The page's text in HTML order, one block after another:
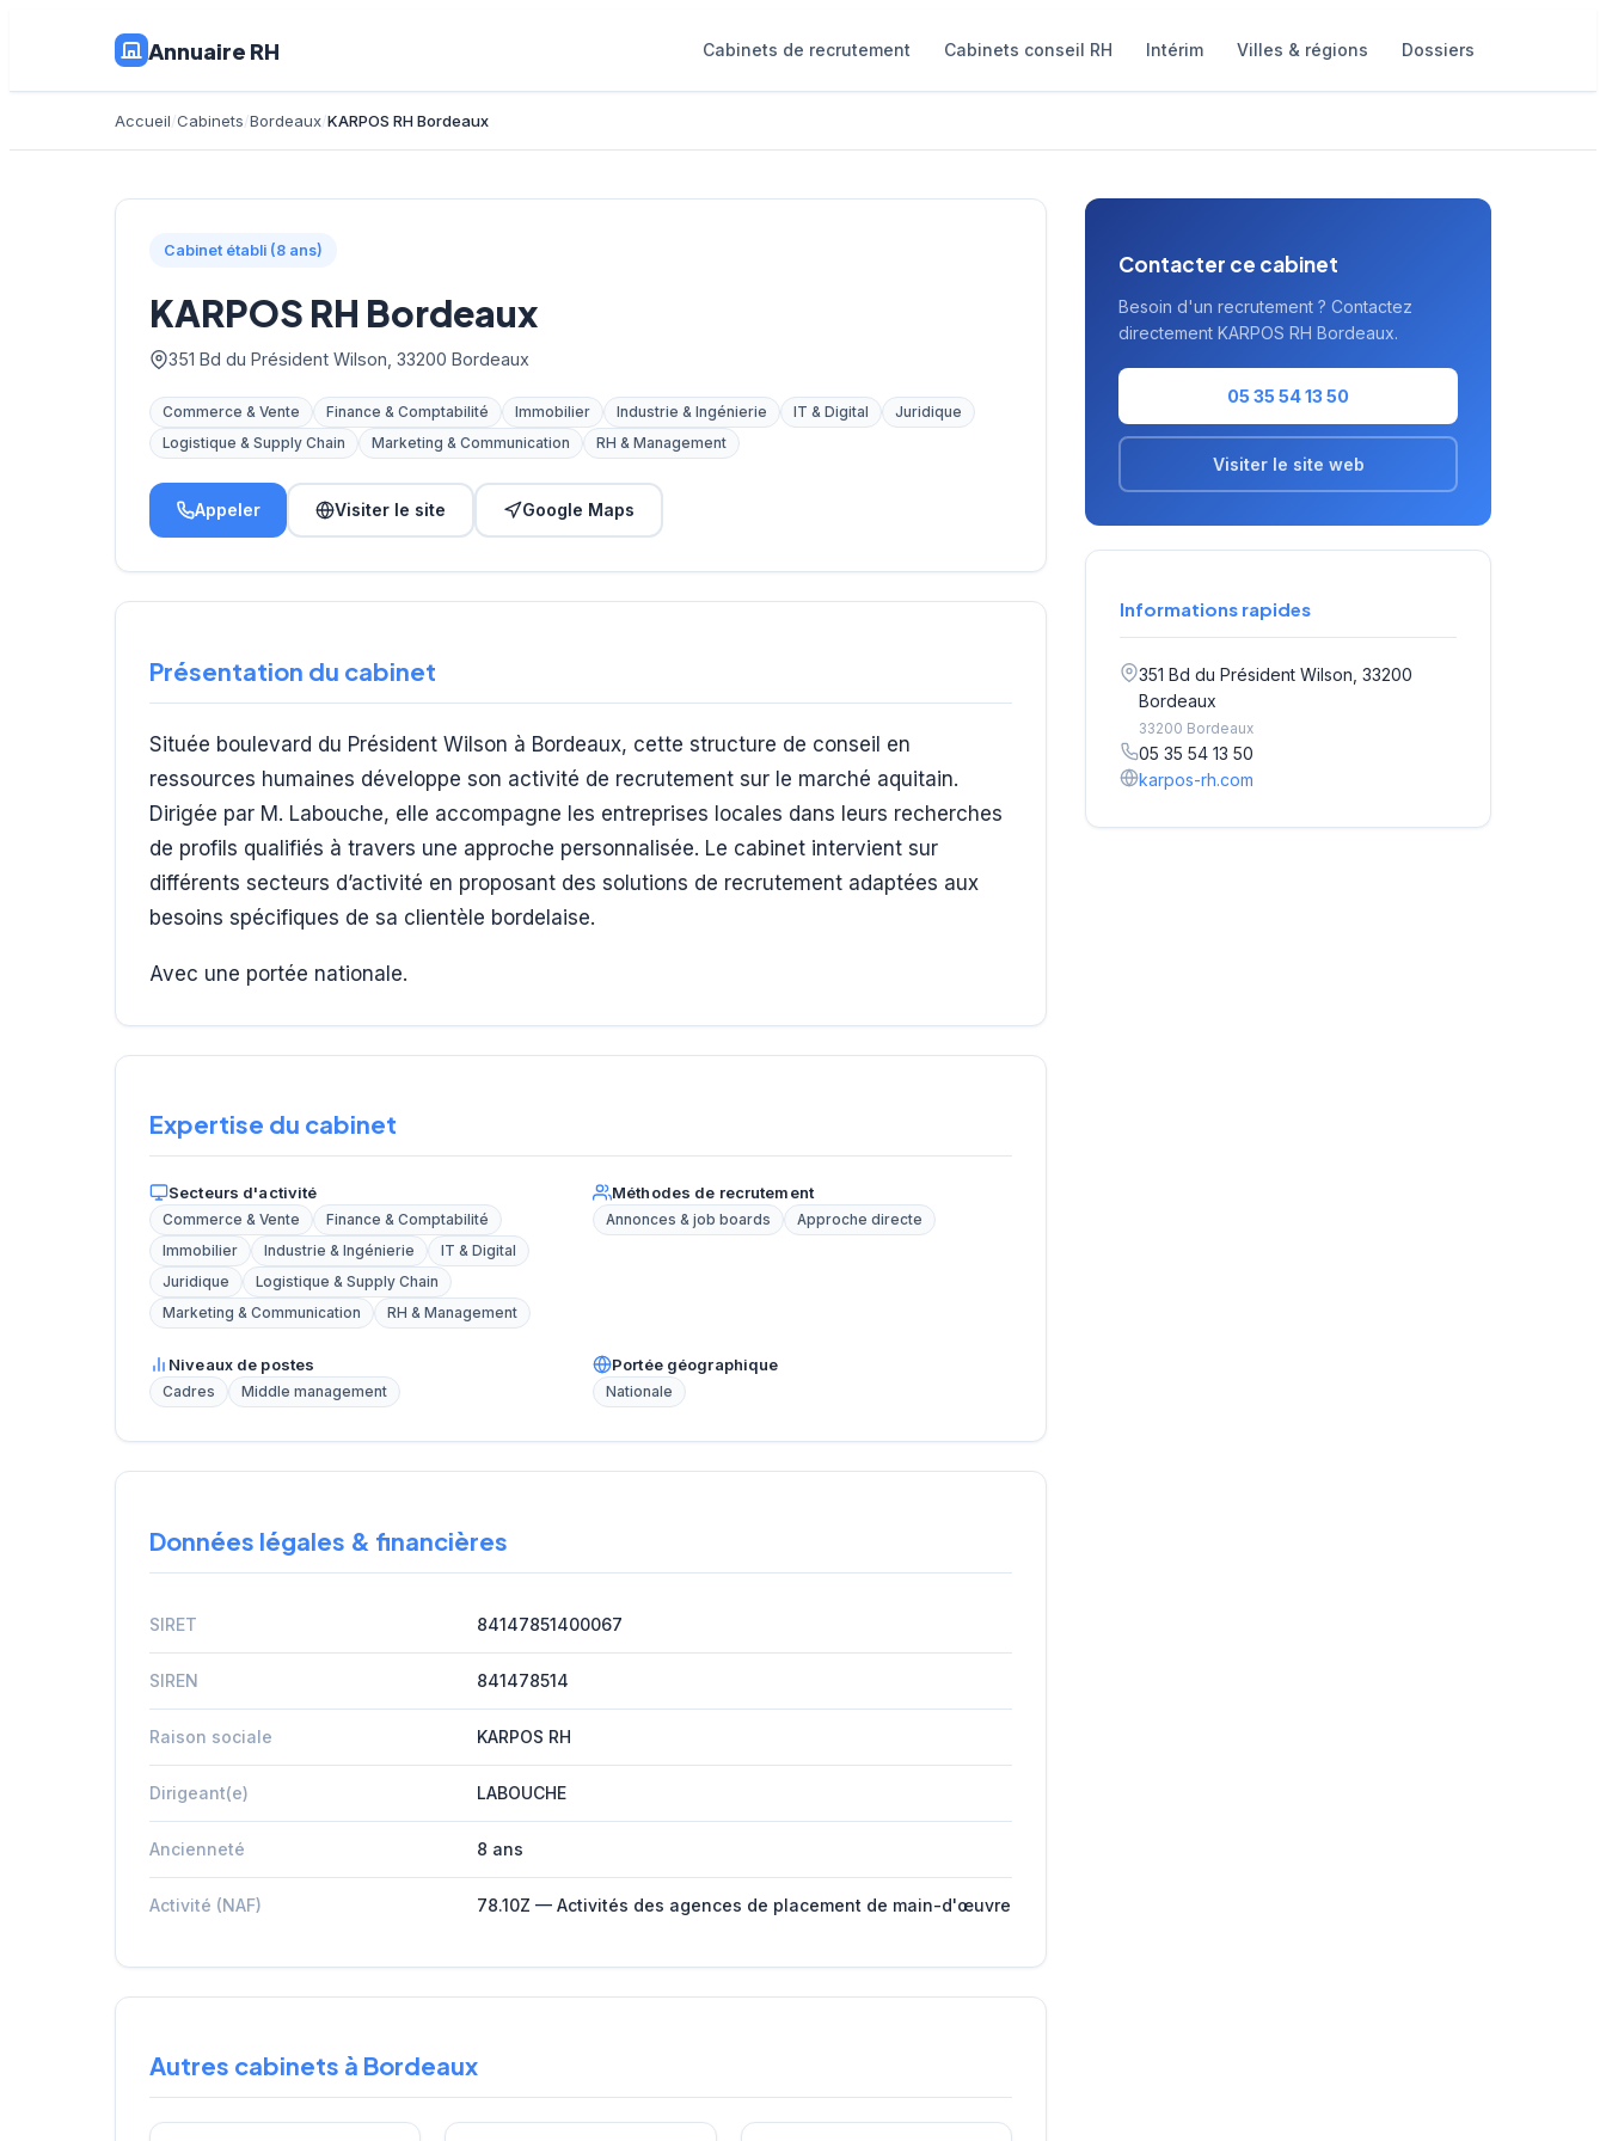
Annuaire RH Cabinets de recrutement Cabinets conseil RH Intérim Villes & régions Dossiers
Accueil Cabinets Bordeaux KARPOS RH Bordeaux
Cabinet établi (8 ans)
KARPOS RH Bordeaux
351 Bd du Président Wilson, 33200 Bordeaux
Commerce & Vente Finance & Comptabilité Immobilier Industrie & Ingénierie IT & Digital
Juridique
Logistique & Supply Chain
Marketing & Communication RH & Management
Appeler Visiter le site Google Maps
Présentation du cabinet
Située boulevard du Président Wilson à Bordeaux, cette structure de conseil en
ressources humaines développe son activité de recrutement sur le marché aquitain.
Dirigée par M. Labouche, elle accompagne les entreprises locales dans leurs recherches
de profils qualifiés à travers une approche personnalisée. Le cabinet intervient sur
différents secteurs d’activité en proposant des solutions de recrutement adaptées aux
besoins spécifiques de sa clientèle bordelaise.
Avec une portée nationale.
Expertise du cabinet
Secteurs d'activité
Commerce & Vente
Finance & Comptabilité
Immobilier
Industrie & Ingénierie
IT & Digital
Juridique
Logistique & Supply Chain
Marketing & Communication
RH & Management
Méthodes de recrutement
Annonces & job boards Approche directe
Niveaux de postes
Cadres Middle management
Portée géographique
Nationale
Données légales & financières
SIRET 84147851400067
SIREN 841478514
Raison sociale KARPOS RH
Dirigeant(e) LABOUCHE
Ancienneté 8 ans
Activité (NAF) 78.10Z — Activités des agences de placement de main-d'œuvre
Autres cabinets à Bordeaux
Contacter ce cabinet
Besoin d'un recrutement ? Contactez
directement KARPOS RH Bordeaux.
05 35 54 13 50
Visiter le site web
Informations rapides
351 Bd du Président Wilson, 33200
Bordeaux
33200 Bordeaux
05 35 54 13 50
karpos-rh.com